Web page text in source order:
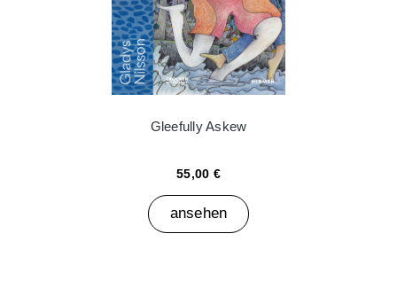
Gleefully Askew
55,00 €
ansehen